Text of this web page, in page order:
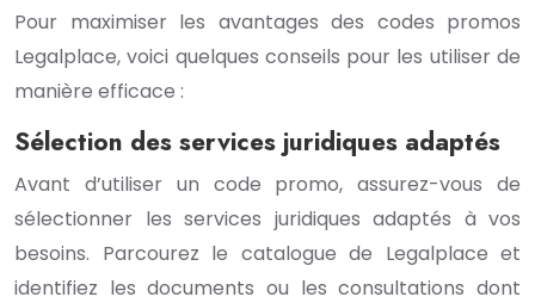
Pour maximiser les avantages des codes promos
Legalplace, voici quelques conseils pour les utiliser de
manière efficace :
Sélection des services juridiques adaptés
Avant d’utiliser un code promo, assurez-vous de
sélectionner les services juridiques adaptés à vos
besoins. Parcourez le catalogue de Legalplace et
identifiez les documents ou les consultations dont